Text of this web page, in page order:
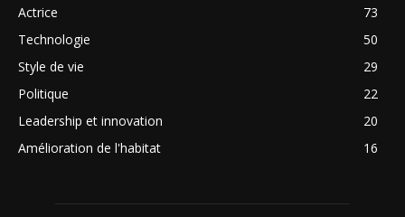
Actrice
73
Technologie
50
Style de vie
29
Politique
22
Leadership et innovation
20
Amélioration de l'habitat
16